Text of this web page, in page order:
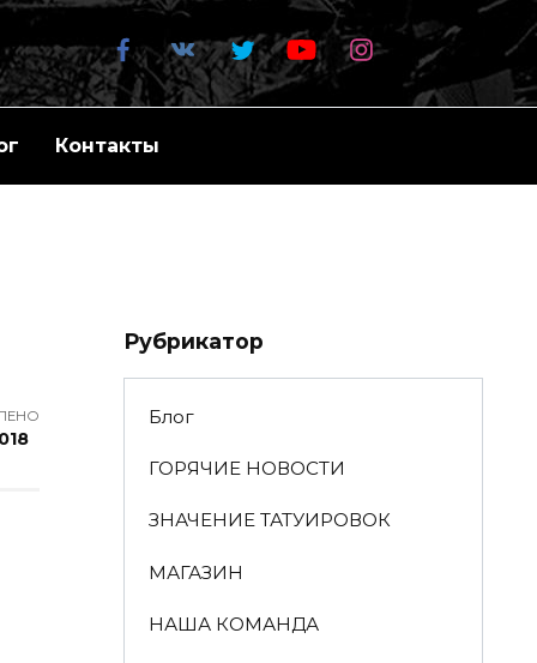
Контакты
Рубрикатор
Блог
ГОРЯЧИЕ НОВОСТИ
ЗНАЧЕНИЕ ТАТУИРОВОК
МАГАЗИН
НАША КОМАНДА